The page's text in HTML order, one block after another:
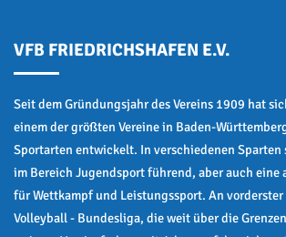
VFB FRIEDRICHSHAFEN E.V.
Seit dem Gründungsjahr des Vereins 1909 hat
einem der größten Vereine in Baden-
Sportarten entwickelt. In verschiedenen Sparten
im Bereich Jugendsport führend, aber auch eine
für Wettkampf und Leistungssport. An
Volleyball - Bundesliga, die weit über die